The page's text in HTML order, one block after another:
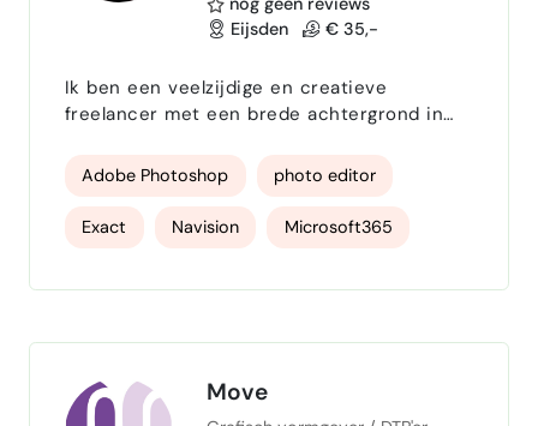
Eijsden
€ 35,-
Ik ben een veelzijdige en creatieve
freelancer met een brede achtergrond in
creatief werk . Met oog voor detail en
gevoel voor harmonie combineer ik
structuur en intuïtie in alles wat ik doe. Van
vormgeving en contentcreatie. Ik werk
blik. Daarnaast ha…
Adobe Photoshop photo editor
Exact Navision Microsoft365
Administratief sterkMove